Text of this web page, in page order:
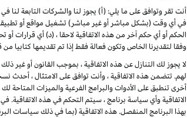
أنت تقر وتوافق على ما يلي: (أ) يجوز لنا والشركات التابعة
في أي وقت (بشكل مباشر أو غير مباشر) تشغيل مواقع أو
الحكم أو أي حكم آخر من هذه الاتفاقية لاحقا ، (د) أي قرارات
وفقا لتقديرنا الخاص وتكون فعالة فقط إذا تم تقديمها كتابيا
لا يجوز لك التنازل عن هذه الاتفاقية ، بموجب القانون أو غير
لهم. تتضمن هذه الاتفاقية ، وأنت توافق على الامتثال ، أحدث
أخرى تنطبق على الأدوات والبرامج الفرعية والميزات المتاحة
الاتفاقية وأي سياسة برنامج ، سيتم التحكم في هذه
بهذا البرنامج المنفصل. هذه الاتفاقية (بما في ذلك سياسات